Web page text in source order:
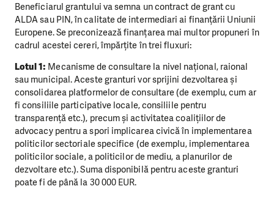
Beneficiarul grantului va semna un contract de grant cu
ALDA sau PIN, în calitate de intermediari ai finanțării Uniunii
Europene. Se preconizează finanțarea mai multor propuneri în
cadrul acestei cereri, împărțite în trei fluxuri:
Lotul 1: Mecanisme de consultare la nivel național, raional
sau municipal. Aceste granturi vor sprijini dezvoltarea și
consolidarea platformelor de consultare (de exemplu, cum ar
fi consiliile participative locale, consiliile pentru
transparență etc.), precum și activitatea coalițiilor de
advocacy pentru a spori implicarea civică în implementarea
politicilor sectoriale specifice (de exemplu, implementarea
politicilor sociale, a politicilor de mediu, a planurilor de
dezvoltare etc.). Suma disponibilă pentru aceste granturi
poate fi de până la 30 000 EUR.